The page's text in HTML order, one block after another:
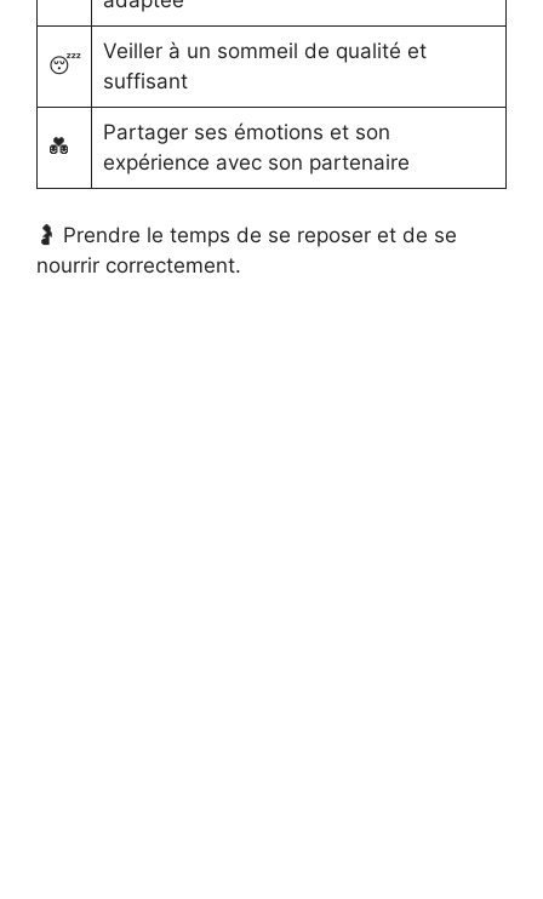
😴
Veiller à un sommeil de qualité et
suffisant
💑
Partager ses émotions et son
expérience avec son partenaire
🤰 Prendre le temps de se reposer et de se
nourrir correctement.